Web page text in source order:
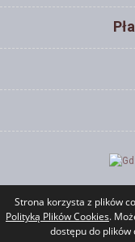
Strona korzysta z plików
Polityką Plików Cookies.
dostępu do plików
POKAŻ